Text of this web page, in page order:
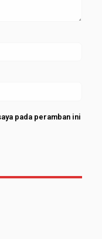
pada peramban ini